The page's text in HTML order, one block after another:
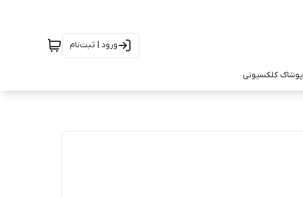
ورود | ثبت‌نام
پوشاک کلکسیونی